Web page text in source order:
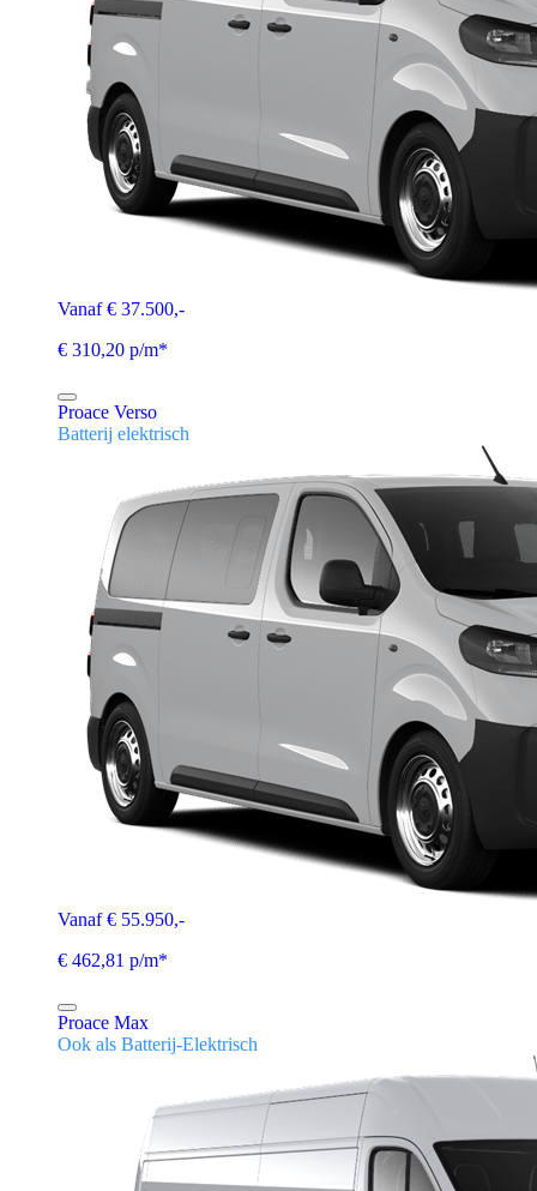
Vanaf € 37.500,-
€ 310,20 p/m*
Proace Verso
Batterij elektrisch
Vanaf € 55.950,-
€ 462,81 p/m*
Proace Max
Ook als Batterij-Elektrisch